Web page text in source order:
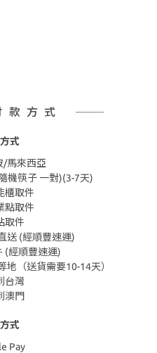
款方式
式
/馬來西亞
機筷子 一對)(3-7天)
櫃取件
點取件
取件
送 (經順豐速運)
(經順豐速運)
地（送貨需要10-14天）
台灣
澳門
式
Pay